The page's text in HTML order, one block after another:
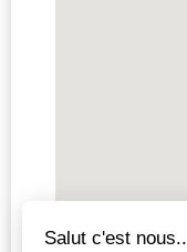
Salut c'est